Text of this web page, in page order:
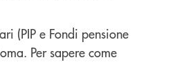
(PIP e Fondi pensione
Per sapere come